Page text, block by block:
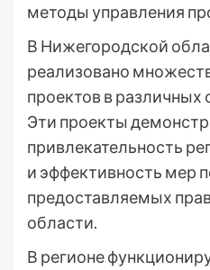
методы управления
В Нижегородской
реализовано
проектов в различных
Эти проекты
привлекательность
и эффективность мер
предоставляемых
области.
В регионе